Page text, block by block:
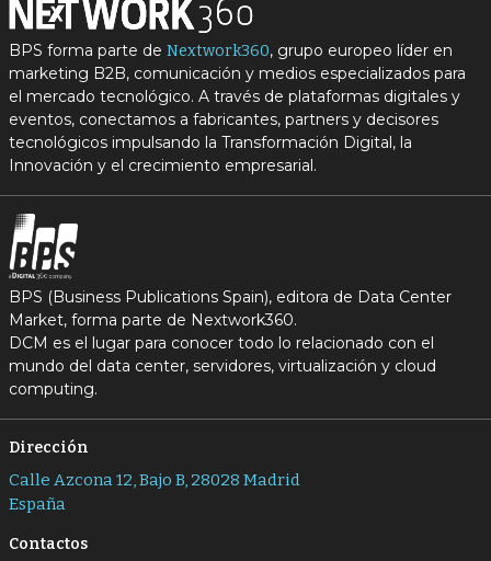
BPS forma parte de Nextwork360, grupo europeo líder en
marketing B2B, comunicación y medios especializados para
el mercado tecnológico. A través de plataformas digitales y
eventos, conectamos a fabricantes, partners y decisores
tecnológicos impulsando la Transformación Digital, la
Innovación y el crecimiento empresarial.
BPS (Business Publications Spain), editora de Data Center
Market, forma parte de Nextwork360.
DCM es el lugar para conocer todo lo relacionado con el
mundo del data center, servidores, virtualización y cloud
computing.
Dirección
Calle Azcona 12, Bajo B, 28028 Madrid
España
Contactos